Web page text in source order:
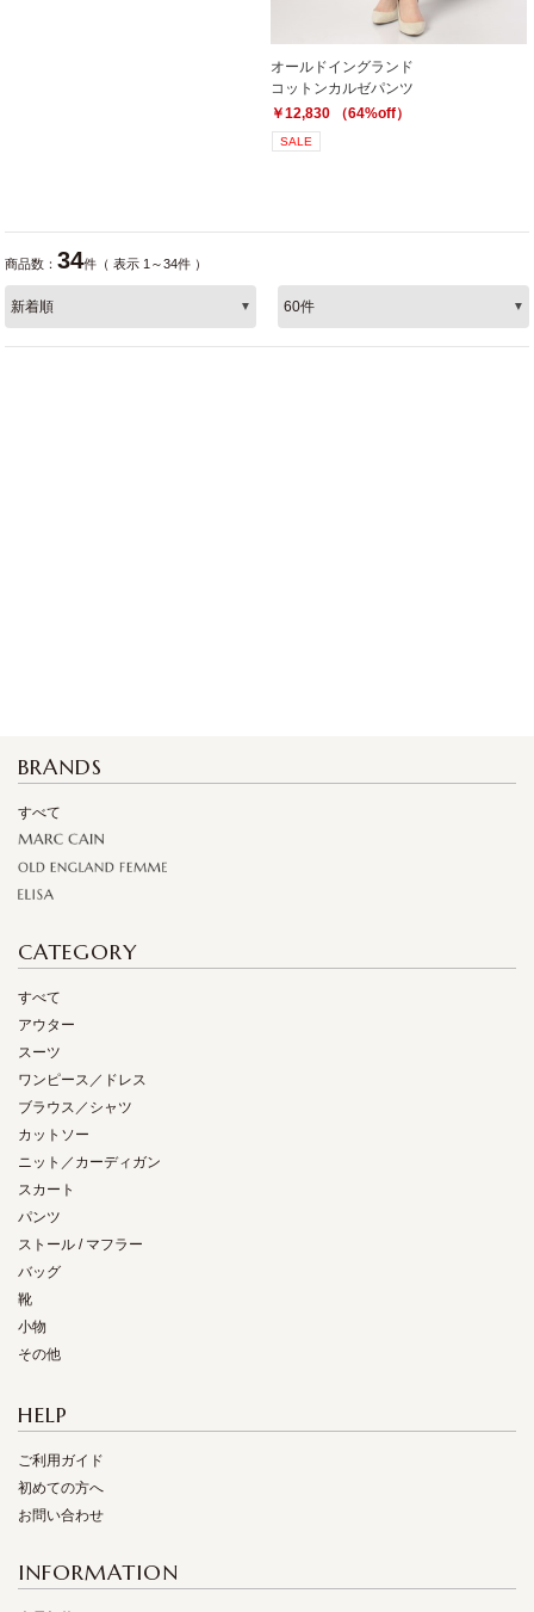
オールドイングランド
コットンカルゼパンツ
￥12,830 （64%off）
SALE
商品数：34件（ 表示 1～34件 ）
BRANDS
すべて
CATEGORY
すべて
アウター
スーツ
ワンピース／ドレス
ブラウス／シャツ
カットソー
ニット／カーディガン
スカート
パンツ
ストール / マフラー
バッグ
靴
小物
その他
HELP
ご利用ガイド
初めての方へ
お問い合わせ
INFORMATION